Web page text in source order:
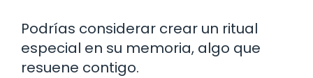
Podrías considerar crear un ritual
especial en su memoria, algo que
resuene contigo.